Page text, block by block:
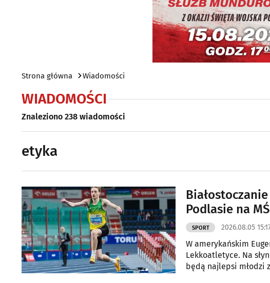
Strona główna Wiadomości
WIADOMOŚCI
Znaleziono 238 wiadomości
etyka
Podlasie na
SPORT 2026.08.05
W amerykańskim
Lekkoatletyce. Na
będą najlepsi młodzi